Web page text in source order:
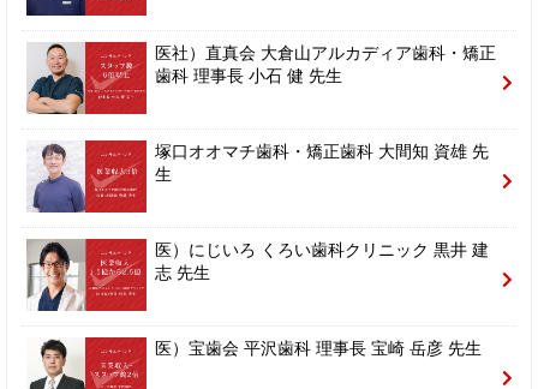
医社）直真会 大倉山アルカディア歯科・矯正
歯科 理事長 小石 健 先生
塚口オオマチ歯科・矯正歯科 大間知 資雄 先
生
医）にじいろ くろい歯科クリニック 黒井 建
志 先生
医）宝歯会 平沢歯科 理事長 宝崎 岳彦 先生